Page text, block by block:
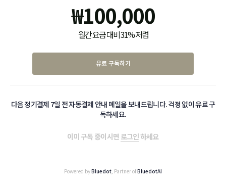
₩100,000
월간 요금 대비 31% 저렴
유료 구독하기
다음 정기결제 7일 전 자동결제 안내 메일을 보내드립니다. 걱정 없이 유료 구
독하세요.
이미 구독 중이시면 로그인하세요
Powered byBluedot, Partner ofBluedotAI